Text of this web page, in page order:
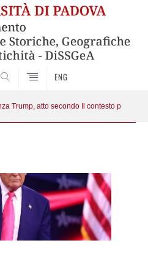
ENG
Trump, atto secondo Il contesto